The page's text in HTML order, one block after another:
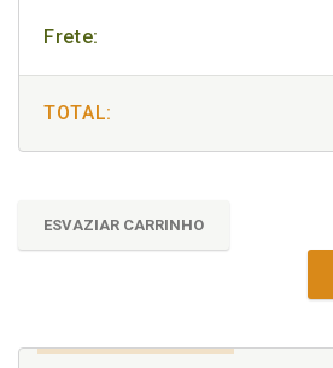
Frete:
TOTAL:
ESVAZIAR CARRINHO